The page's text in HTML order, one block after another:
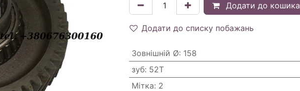
Додати до кошика
Додати до списку побажань
Зовнішній Ø: 158
зуб: 52T
Мітка: 2